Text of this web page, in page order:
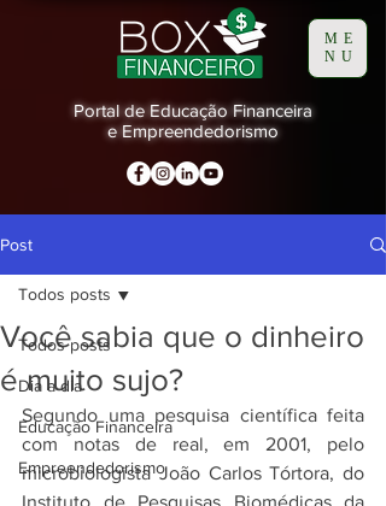
ME
NU
Portal de Educação Financeira
e Empreendedorismo
Post
Todos posts
Dia a dia
Educação Financeira
Empreendedorismo
Todos posts
Você sabia que o dinheiro
é muito sujo?
Segundo uma pesquisa científica feita
com notas de real, em 2001, pelo
microbiologista João Carlos Tórtora, do
Instituto de Pesquisas Biomédicas da